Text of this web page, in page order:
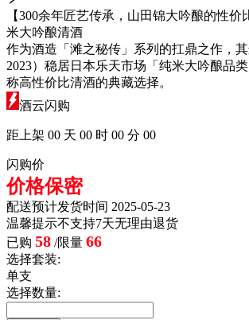
【300余年匠艺传承，山田锦大吟酿的性价
米大吟酿清酒
作为酒造「滩之秘传」系列的扛鼎之作，
2023）稳居日本乐天市场「纯米大吟酿品
称高性价比清酒的典藏选择。
酒云闪购
距上架 00 天 00 时 00 分 00
闪购价
价格保密
配送预计发货时间 2025-05-23
温馨提示不支持7天无理由退货
已购 58 /限量 66
选择套装:
单支
选择数量: